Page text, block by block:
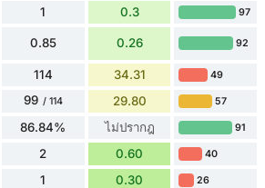
1 0.3 97
0.85 0.26 92
114 34.31 49
99 / 114 29.80 57
86.84% ไม่ปรากฎ 91
2 0.60 40
1 0.30 26